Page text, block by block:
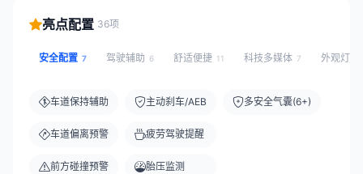
亮点配置 36项
安全配置 7 驾驶辅助 6 舒适便捷 11 科技多媒体 7 外观灯光
车道保持辅助
车道偏离预警
前方碰撞预警
主动刹车/AEB
疲劳驾驶提醒
胎压监测
多安全气囊(6+)